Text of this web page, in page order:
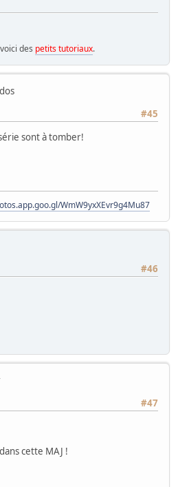
des petits tutoriaux.
#45
sont à tomber!
WmW9yxXEvr9g4Mu87
#46
#47
cette MAJ !